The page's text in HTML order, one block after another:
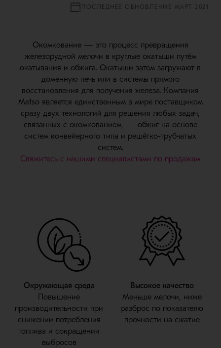
ПОСЛЕДНЕЕ ОБНОВЛЕНИЕ МАРТ 2021
Окомкование — это процесс превращения
железорудной мелочи в круглые окатыши путём
окатывания и обжига. Окатыши затем загружают в
доменную печь или в системы прямого
восстановления для получения железа. Компания
Metso является единственным в мире поставщиком
сразу двух технологий для решения любых задач,
связанных с окомкованием, — обжиг на основе
систем конвейерного типа и решётко-трубчатых
систем.
Свяжитесь с нашими специалистами по продажам
Окружающая среда
Повышение
производительности при
снижении потребления
топлива и сокращении
выбросов
Высокое качество
Меньше мелочи, ниже
разброс по показателю
прочности на сжатие